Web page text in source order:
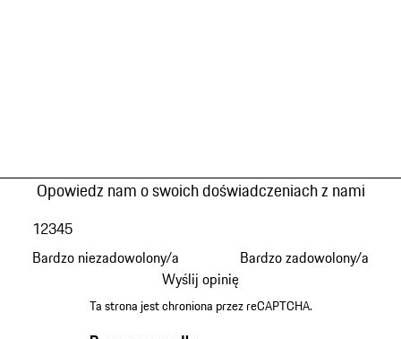
Opowiedz nam o swoich doświadczeniach z nami
Bardzo niezadowolony/a
12345
Bardzo zadowolony/a
Wyślij opinię
Ta strona jest chroniona przez reCAPTCHA.